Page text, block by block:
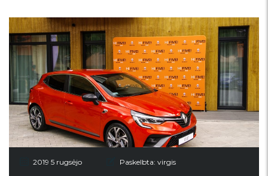
2019 5 rugsėjo Paskelbta: virgis